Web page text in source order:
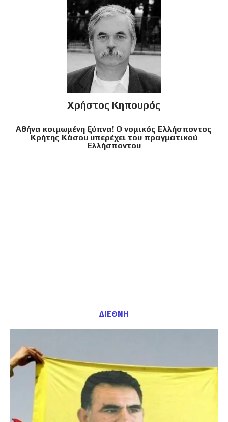
Χρήστος Κηπουρός
Αθήνα κοιμωμένη ξύπνα! Ο νομικός Ελλήσποντος
Κρήτης Κάσου υπερέχει του πραγματικού
Ελλήσποντου
ΔΙΕΘΝΗ